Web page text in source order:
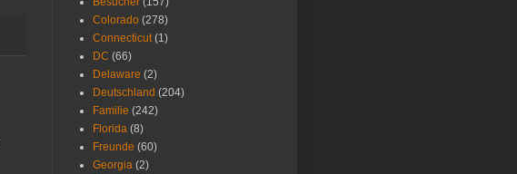
Colorado (278)
Connecticut (1)
DC (66)
Delaware (2)
Deutschland (204)
Familie (242)
Florida (8)
Freunde (60)
Georgia (2)